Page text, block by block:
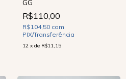
GG
R$110,00
R$104,50 com
PIX/Transferência
12 x de R$11,15